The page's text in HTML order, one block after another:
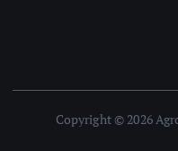
Copyright © 2026